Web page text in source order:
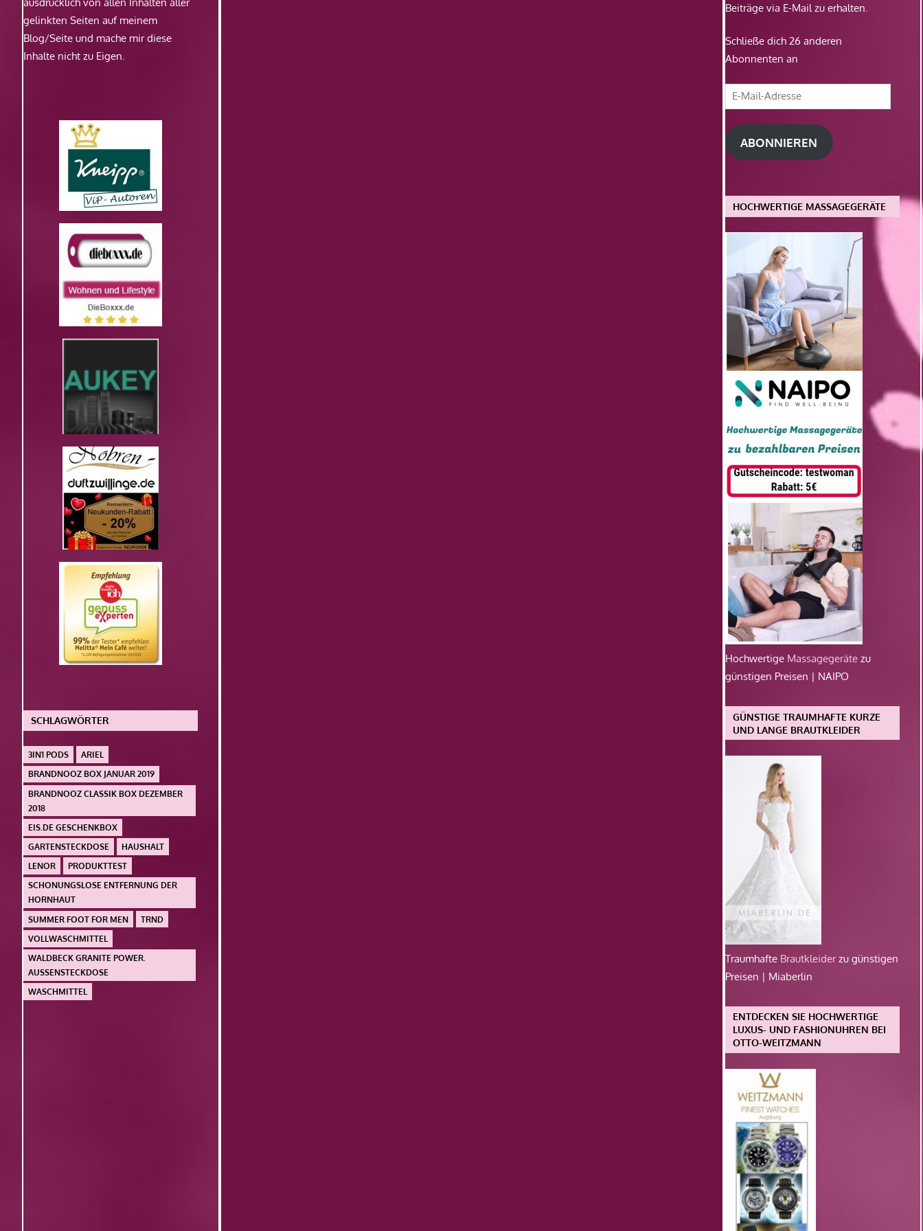
gelinkten Seiten auf meinem
Blog/Seite und mache mir diese
Inhalte nicht zu Eigen.
SCHLAGWÖRTER
3IN1 PODS
ARIEL
BRANDNOOZ BOX JANUAR 2019
BRANDNOOZ CLASSIK BOX DEZEMBER
2018
EIS.DE GESCHENKBOX
GARTENSTECKDOSE
HAUSHALT
LENOR
PRODUKTTEST
SCHONUNGSLOSE ENTFERNUNG DER
HORNHAUT
SUMMER FOOT FOR MEN
TRND
VOLLWASCHMITTEL
WALDBECK GRANITE POWER.
AUSSENSTECKDOSE
WASCHMITTEL
Beiträge via E-Mail zu erhalten.
Schließe dich 26 anderen
Abonnenten an
E-
Mail-
Adresse
ABONNIEREN
HOCHWERTIGE MASSAGEGERÄTE
Hochwertige Massagegeräte zu
günstigen Preisen | NAIPO
GÜNSTIGE TRAUMHAFTE KURZE
UND LANGE BRAUTKLEIDER
Traumhafte Brautkleiderzu günstigen
Preisen | Miaberlin
ENTDECKEN SIE HOCHWERTIGE
LUXUS- UND FASHIONUHREN BEI
OTTO-WEITZMANN